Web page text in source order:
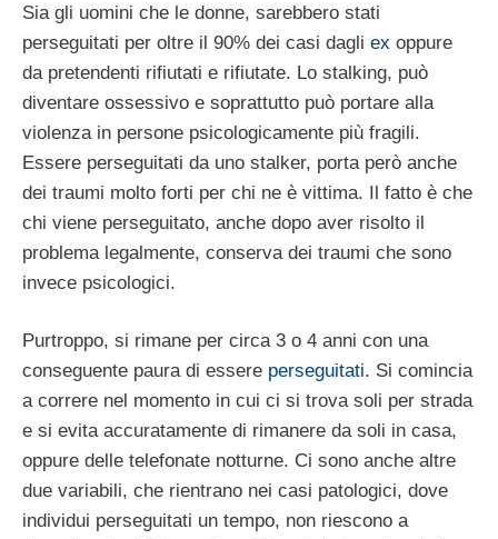
Sia gli uomini che le donne, sarebbero stati
perseguitati per oltre il 90% dei casi dagli ex oppure
da pretendenti rifiutati e rifiutate. Lo stalking, può
diventare ossessivo e soprattutto può portare alla
violenza in persone psicologicamente più fragili.
Essere perseguitati da uno stalker, porta però anche
dei traumi molto forti per chi ne è vittima. Il fatto è che
chi viene perseguitato, anche dopo aver risolto il
problema legalmente, conserva dei traumi che sono
invece psicologici.
Purtroppo, si rimane per circa 3 o 4 anni con una
conseguente paura di essere perseguitati. Si comincia
a correre nel momento in cui ci si trova soli per strada
e si evita accuratamente di rimanere da soli in casa,
oppure delle telefonate notturne. Ci sono anche altre
due variabili, che rientrano nei casi patologici, dove
individui perseguitati un tempo, non riescono a